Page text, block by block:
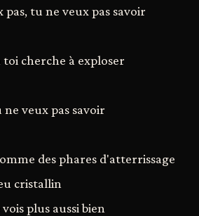
pas, tu ne veux pas savoir
toi cherche à exploser
veux pas savoir
des phares d'atterrissage
cristallin
plus aussi bien